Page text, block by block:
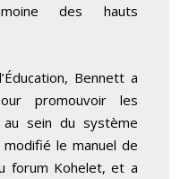
des hauts
Bennett a
promouvoir les
sein du système
le manuel de
forum Kohelet, et a